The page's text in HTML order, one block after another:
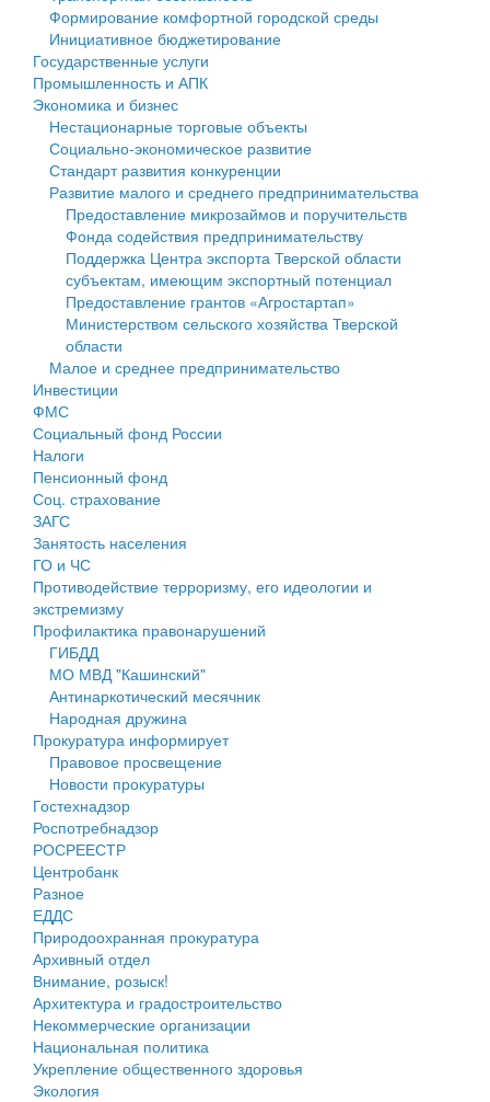
Государственные услуги
Промышленность и АПК
Экономика и бизнес
Символика
Устав
Гостям округа
Туризм
Культура
Образование
Здравоохранение
Социальная защита
Фотоальбом
муниципального округа Тверской области
Администрация Кашинского муниципального округа
Тверской области
Управление сельскими территориями
Открытые данные
Работа с обращениями граждан
Муниципальный контроль
Муниципальные услуги
Проекты административных регламентов
Антимонопольный комплаенс
Противодействие коррупции
Финансовое управление
Бюджет для граждан
Имущество
Выявление правообладателей ранее учтенных
объектов недвижимости
Имущественная поддержка субъектов малого и
среднего предпринимательства
Информационная поддержка субъектов малого и
среднего предпринимательства
Муниципальные программы
Контрольно-счетная палата
Персональные данные
Оценка регулирующего воздействия
Деятельность МУ
Нормативы градостроительного проектирования
Правила землепользования и застройки
Генеральные планы
Проекты планировки территории
Собрание депутатов
Городское поселение
Сельские поселения
Формирование комфортной городской среды
Инициативное бюджетирование
Государственные услуги
Промышленность и АПК
Экономика и бизнес
Нестационарные торговые объекты
Социально-экономическое развитие
Стандарт развития конкуренции
Развитие малого и среднего предпринимательства
Предоставление микрозаймов и поручительств
Фонда содействия предпринимательству
Поддержка Центра экспорта Тверской области
субъектам, имеющим экспортный потенциал
Предоставление грантов «Агростартап»
Министерством сельского хозяйства Тверской
области
Малое и среднее предпринимательство
Инвестиции
ФМС
Социальный фонд России
Налоги
Пенсионный фонд
Соц. страхование
ЗАГС
Занятость населения
ГО и ЧС
Противодействие терроризму, его идеологии и
экстремизму
Профилактика правонарушений
ГИБДД
МО МВД "Кашинский"
Антинаркотический месячник
Народная дружина
Прокуратура информирует
Правовое просвещение
Новости прокуратуры
Гостехнадзор
Роспотребнадзор
РОСРЕЕСТР
Центробанк
Разное
ЕДДС
Природоохранная прокуратура
Архивный отдел
Внимание, розыск!
Архитектура и градостроительство
Некоммерческие организации
Национальная политика
Укрепление общественного здоровья
Экология